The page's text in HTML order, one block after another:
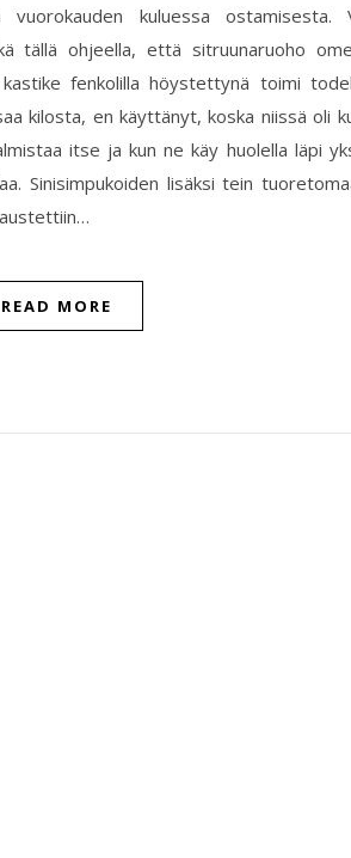
kuluessa
tällä ohjeella, että sitruunaruoho
fenkolilla höystettynä toimi
kilosta, en käyttänyt, koska niissä oli
itse ja kun ne käy huolella läpi
Sinisimpukoiden lisäksi tein
READ MORE